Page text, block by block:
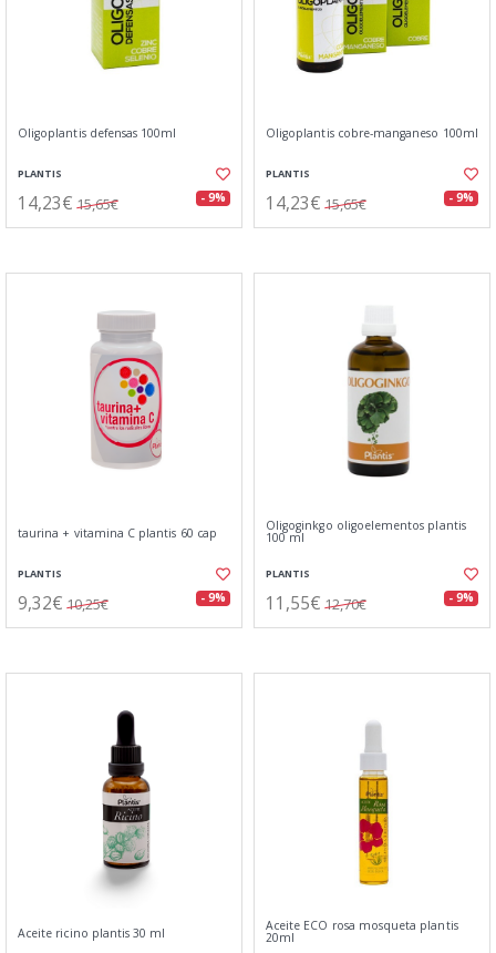
Oligoplantis defensas 100ml
PLANTIS
14,23€ 15,65€ - 9%
Oligoplantis cobre-manganeso 100ml
PLANTIS
14,23€ 15,65€ - 9%
taurina + vitamina C plantis 60 cap
PLANTIS
9,32€ 10,25€ - 9%
Oligoginkgo oligoelementos plantis
100 ml
PLANTIS
11,55€ 12,70€ - 9%
Aceite ricino plantis 30 ml Aceite ECO rosa mosqueta plantis
20ml